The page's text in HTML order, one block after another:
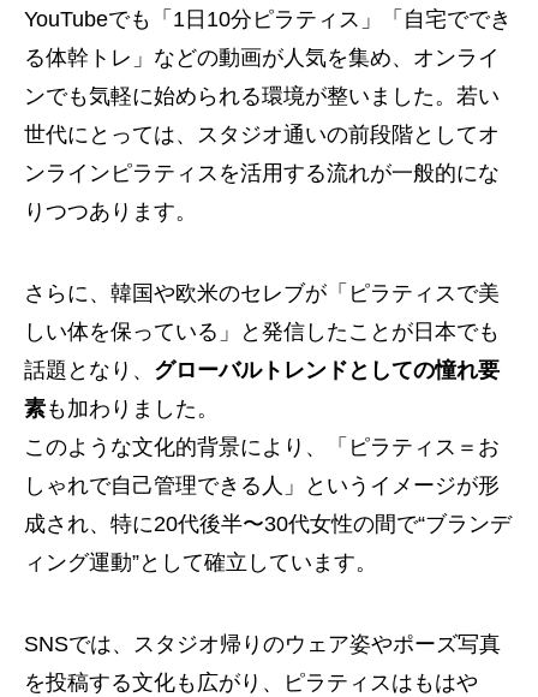
YouTubeでも「1日10分ピラティス」「自宅ででき
る体幹トレ」などの動画が人気を集め、オンライ
ンでも気軽に始められる環境が整いました。若い
世代にとっては、スタジオ通いの前段階としてオ
ンラインピラティスを活用する流れが一般的にな
りつつあります。
さらに、韓国や欧米のセレブが「ピラティスで美
しい体を保っている」と発信したことが日本でも
話題となり、 グローバルトレンドとしての憧れ要
素も加わりました。
このような文化的背景により、「ピラティス＝お
しゃれで自己管理できる人」というイメージが形
成され、特に20代後半〜30代女性の間で“ブランデ
ィング運動”として確立しています。
SNSでは、スタジオ帰りのウェア姿やポーズ写真
を投稿する文化も広がり、ピラティスはもはや